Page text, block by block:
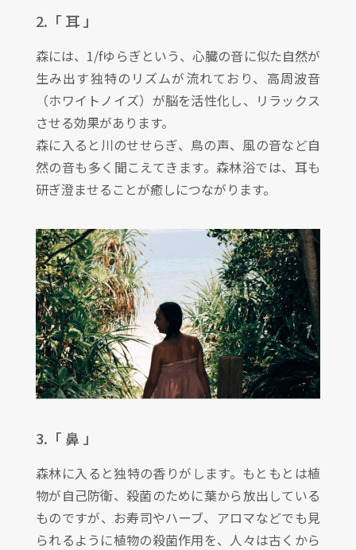
2.「 耳 」
森には、1/fゆらぎという、心臓の音に似た自然が
生み出す独特のリズムが流れており、高周波音
（ホワイトノイズ）が脳を活性化し、リラックス
させる効果があります。
森に入ると川のせせらぎ、鳥の声、風の音など自
然の音も多く聞こえてきます。森林浴では、耳も
研ぎ澄ませることが癒しにつながります。
3.「 鼻 」
森林に入ると独特の香りがします。もともとは植
物が自己防衛、殺菌のために葉から放出している
ものですが、お寿司やハーブ、アロマなどでも見
られるように植物の殺菌作用を、人々は古くから